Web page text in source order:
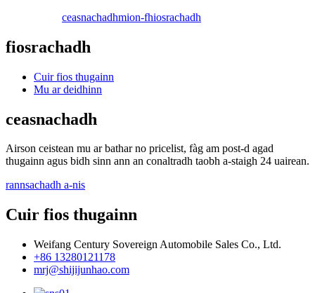
ceasnachadhmion-fhiosrachadh
fiosrachadh
Cuir fios thugainn
Mu ar deidhinn
ceasnachadh
Airson ceistean mu ar bathar no pricelist, fàg am post-d agad
thugainn agus bidh sinn ann an conaltradh taobh a-staigh 24 uairean.
rannsachadh a-nis
Cuir fios thugainn
Weifang Century Sovereign Automobile Sales Co., Ltd.
+86 13280121178
mrj@shijijunhao.com